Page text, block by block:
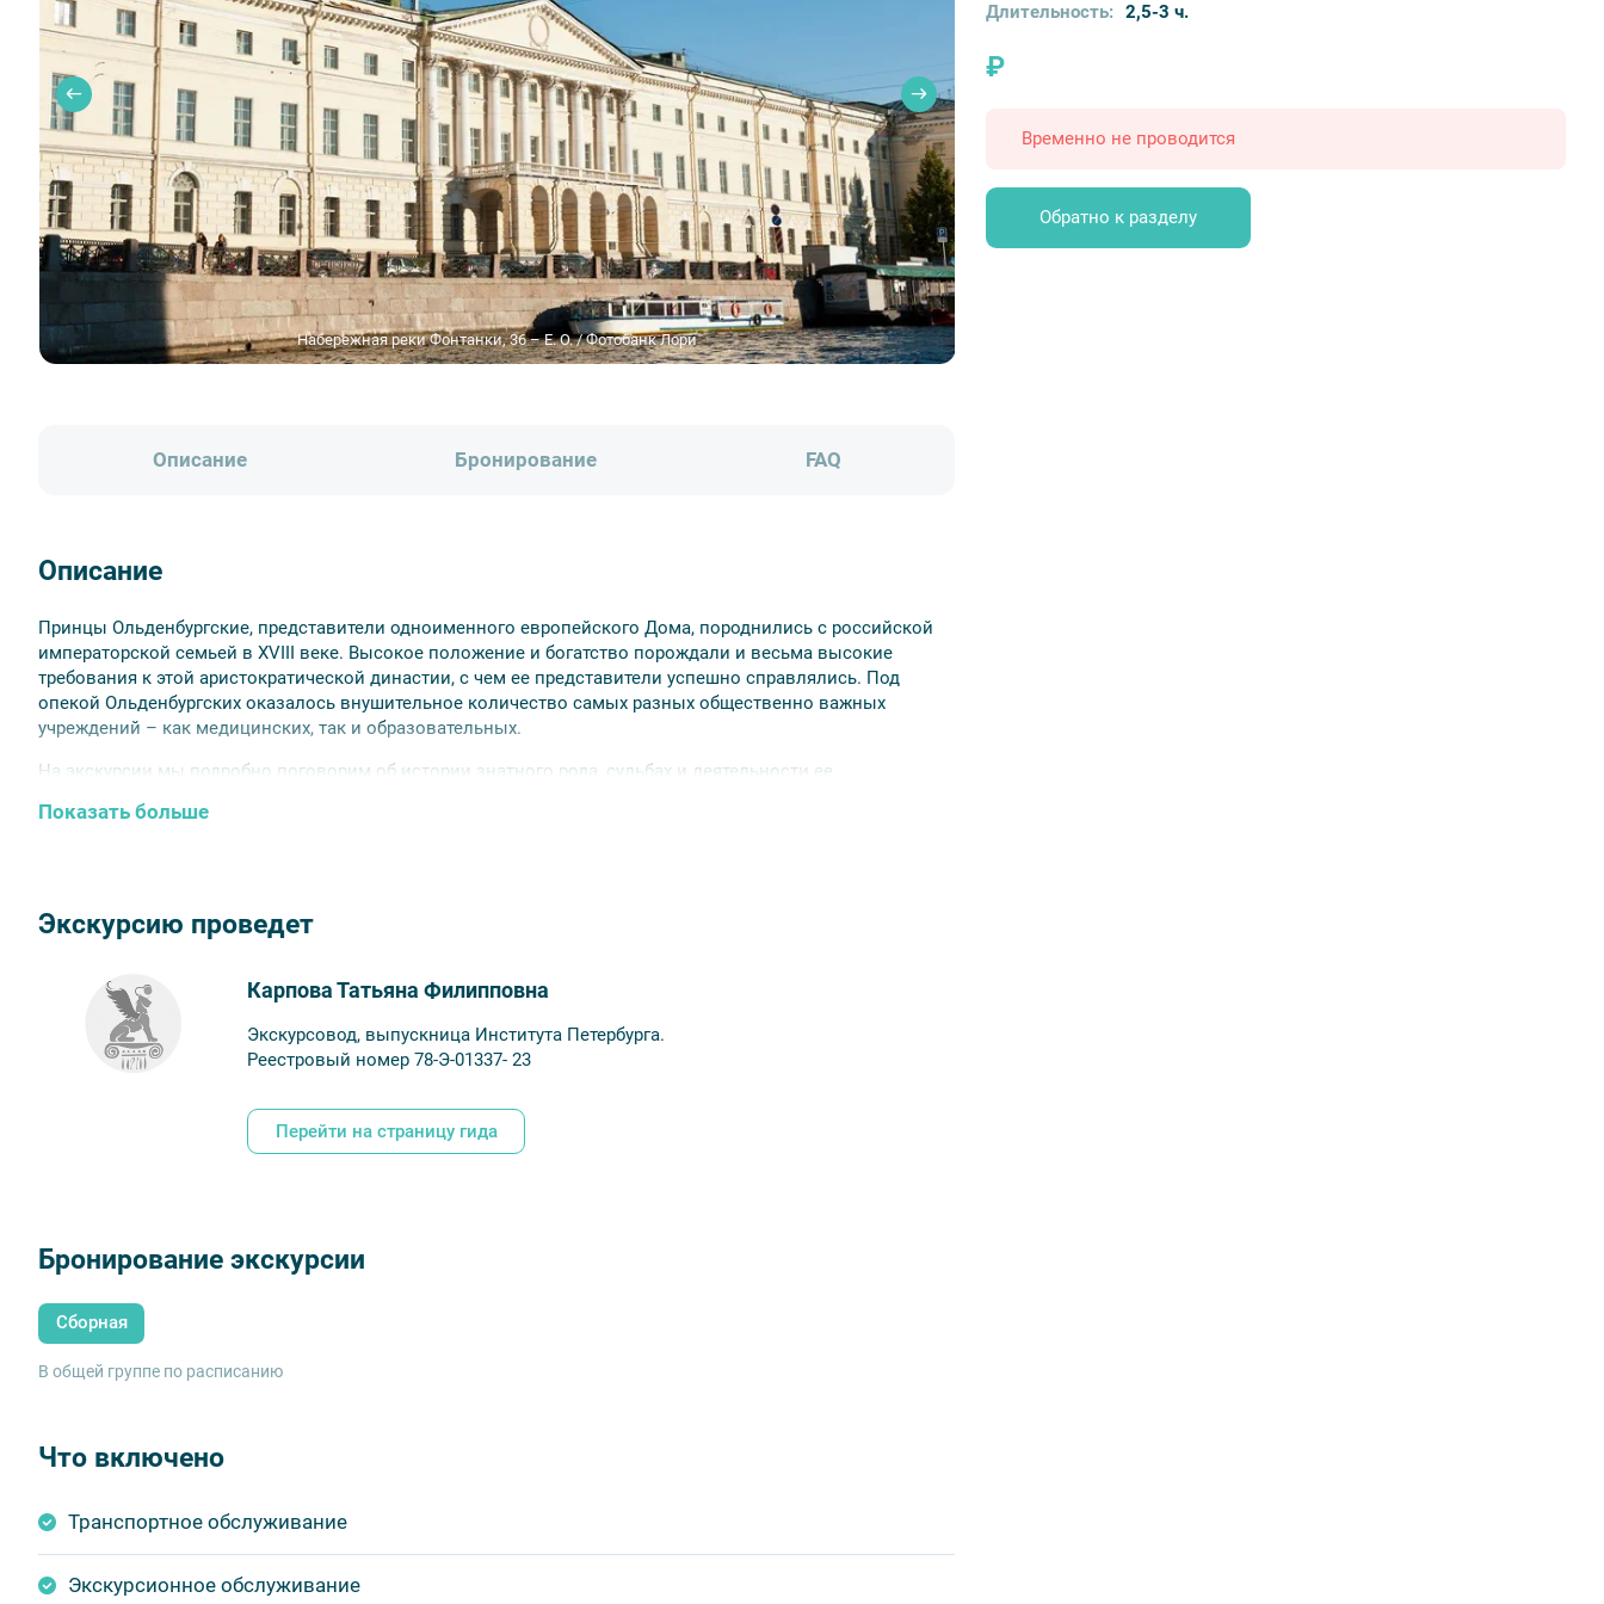
Набережная реки Фонтанки, 36 – E. O. / Фотобанк Лори
₽
Длительность: 2,5-3 ч.
Временно не проводится
Обратно к разделу
Описание Бронирование FAQ
Описание
Принцы Ольденбургские, представители одноименного европейского Дома, породнились с российской
императорской семьей в XVIII веке. Высокое положение и богатство порождали и весьма высокие
требования к этой аристократической династии, с чем ее представители успешно справлялись. Под
опекой Ольденбургских оказалось внушительное количество самых разных общественно важных
учреждений – как медицинских, так и образовательных.
На экскурсии мы подробно поговорим об истории знатного рода, судьбах и деятельности ее
Показать больше
Экскурсию проведет
Карпова Татьяна Филипповна
Экскурсовод, выпускница Института Петербурга.
Реестровый номер 78-Э-01337- 23
Перейти на страницу гида
Бронирование экскурсии
Сборная
В общей группе по расписанию
Что включено
Транспортное обслуживание
Экскурсионное обслуживание